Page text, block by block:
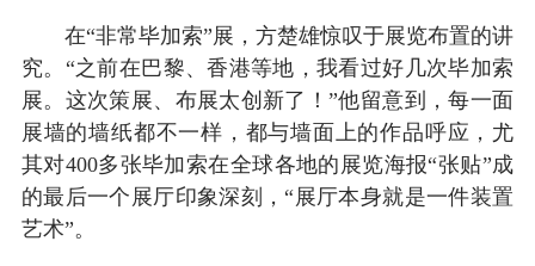
在“非常毕加索”展，方楚雄惊叹于展览布置的讲
究。“之前在巴黎、香港等地，我看过好几次毕加索
展。这次策展、布展太创新了！”他留意到，每一面
展墙的墙纸都不一样，都与墙面上的作品呼应，尤
其对400多张毕加索在全球各地的展览海报“张贴”成
的最后一个展厅印象深刻，“展厅本身就是一件装置
艺术”。